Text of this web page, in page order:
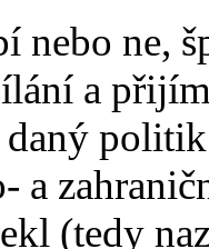
nebo ne,
a
a
(tedy